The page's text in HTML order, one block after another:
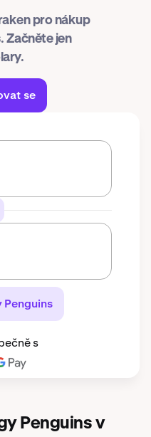
pro nákup
Začněte jen
se
Penguins
s
Penguins v